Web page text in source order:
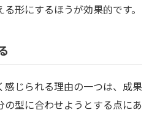
形にするほうが効果的です。
じられる理由の一つは、成果
型に合わせようとする点にあ